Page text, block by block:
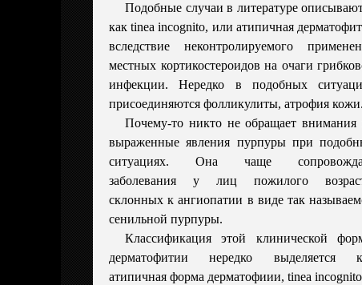
Подобные случаи в литературе
как tinea incognito, или атипичная
вследствие неконтролируемого
местных кортикостероидов на очаги
инфекции. Нередко в подобных
присоединяются фолликулиты, атрофия кожи.
Почему-то никто не обращает внимания
выраженные явления пурпуры при
ситуациях. Она чаще
заболевания у лиц пожилого
склонных к ангиопатии в виде так
сенильной пурпуры.
Классификация этой клинической
дерматофитии нередко выделяется
атипичная форма дерматофиии, tinea